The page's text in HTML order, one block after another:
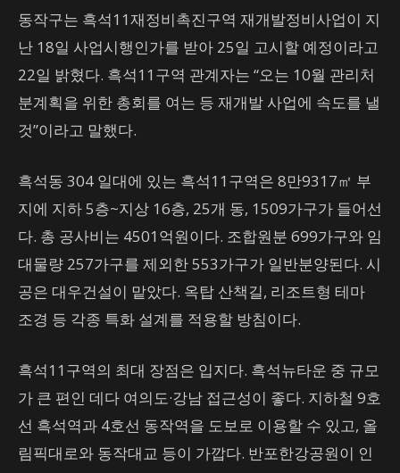
동작구는 흑석11재정비촉진구역 재개발정비사업이 지
난 18일 사업시행인가를 받아 25일 고시할 예정이라고
22일 밝혔다. 흑석11구역 관계자는 “오는 10월 관리처
분계획을 위한 총회를 여는 등 재개발 사업에 속도를 낼
것”이라고 말했다.
흑석동 304 일대에 있는 흑석11구역은 8만9317㎡ 부
지에 지하 5층~지상 16층, 25개 동, 1509가구가 들어선
다. 총 공사비는 4501억원이다. 조합원분 699가구와 임
대물량 257가구를 제외한 553가구가 일반분양된다. 시
공은 대우건설이 맡았다. 옥탑 산책길, 리조트형 테마
조경 등 각종 특화 설계를 적용할 방침이다.
흑석11구역의 최대 장점은 입지다. 흑석뉴타운 중 규모
가 큰 편인 데다 여의도·강남 접근성이 좋다. 지하철 9호
선 흑석역과 4호선 동작역을 도보로 이용할 수 있고, 올
림픽대로와 동작대교 등이 가깝다. 반포한강공원이 인